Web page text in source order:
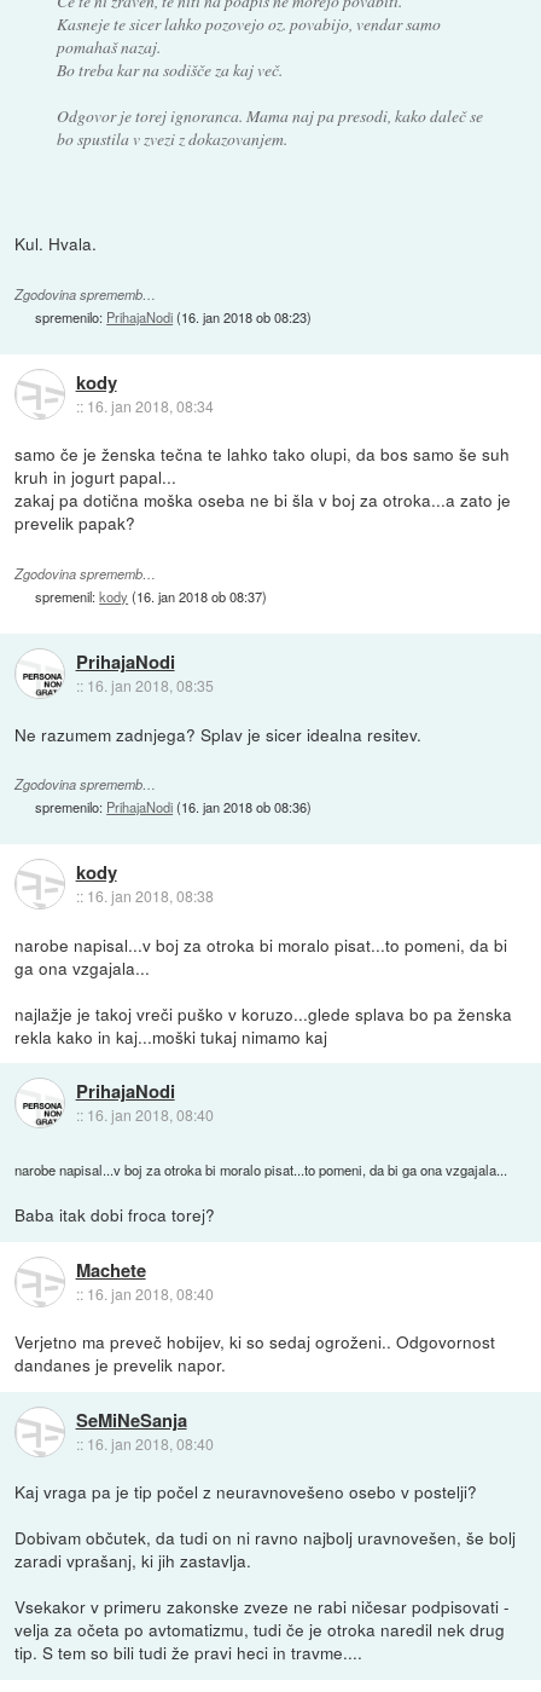
Kasneje te sicer lahko pozovejo oz. povabijo, vendar samo
pomahaš nazaj.
Bo treba kar na sodišče za kaj več.
Odgovor je torej ignoranca. Mama naj pa presodi, kako daleč se
bo spustila v zvezi z dokazovanjem.
Kul. Hvala.
Zgodovina sprememb…
spremenilo: PrihajaNodi(16. jan 2018 ob 08:23)
kody
:: 16. jan 2018, 08:34
samo če je ženska tečna te lahko tako olupi, da bos samo še suh
kruh in jogurt papal...
zakaj pa dotična moška oseba ne bi šla v boj za otroka...a zato je
prevelik papak?
Zgodovina sprememb…
spremenil:kody (16. jan 2018 ob 08:37)
PrihajaNodi
:: 16. jan 2018, 08:35
Ne razumem zadnjega? Splav je sicer idealna resitev.
Zgodovina sprememb…
spremenilo: PrihajaNodi(16. jan 2018 ob 08:36)
kody
:: 16. jan 2018, 08:38
narobe napisal...v boj za otroka bi moralo pisat...to pomeni, da bi
ga ona vzgajala...
najlažje je takoj vreči puško v koruzo...glede splava bo pa ženska
rekla kako in kaj...moški tukaj nimamo kaj
PrihajaNodi
:: 16. jan 2018, 08:40
narobe napisal...v boj za otroka bi moralo pisat...to pomeni, da bi ga ona vzgajala...
Baba itak dobi froca torej?
Machete
:: 16. jan 2018, 08:40
Verjetno ma preveč hobijev, ki so sedaj ogroženi.. Odgovornost
dandanes je prevelik napor.
SeMiNeSanja
:: 16. jan 2018, 08:40
Kaj vraga pa je tip počel z neuravnovešeno osebo v postelji?
Dobivam občutek, da tudi on ni ravno najbolj uravnovešen, še bolj
zaradi vprašanj, ki jih zastavlja.
Vsekakor v primeru zakonske zveze ne rabi ničesar podpisovati -
velja za očeta po avtomatizmu, tudi če je otroka naredil nek drug
tip. S tem so bili tudi že pravi heci in travme....